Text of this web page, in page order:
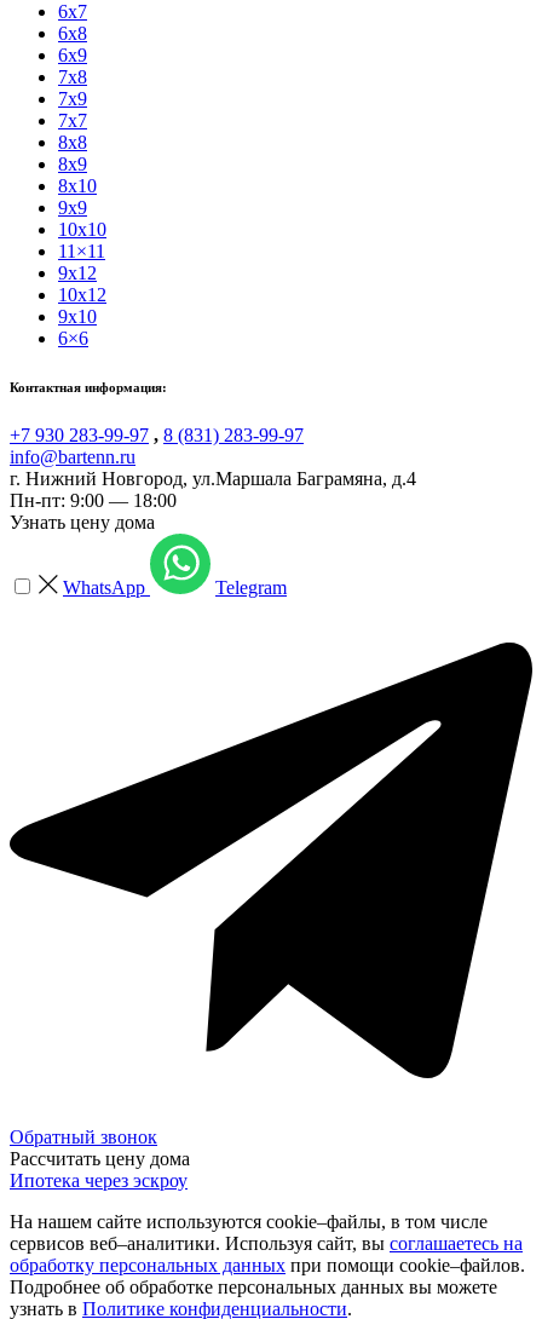
6x7
6x8
6x9
7x8
7x9
7x7
8x8
8x9
8x10
9x9
10x10
11×11
9x12
10x12
9x10
6×6
Контактная информация:
+7 930 283-99-97 , 8 (831) 283-99-97
info@bartenn.ru
г. Нижний Новгород, ул.Маршала Баграмяна, д.4
Пн-пт: 9:00 — 18:00
Узнать цену дома
WhatsApp Telegram
Обратный звонок
Рассчитать цену дома
Ипотека через эскроу
На нашем сайте используются cookie–файлы, в том числе
сервисов веб–аналитики. Используя сайт, вы соглашаетесь на
обработку персональных данных при помощи cookie–файлов.
Подробнее об обработке персональных данных вы можете
узнать в Политике конфиденциальности.